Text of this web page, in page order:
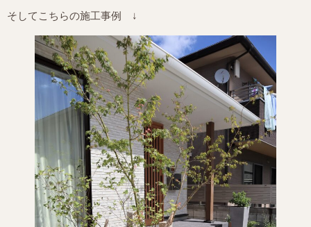
そしてこちらの施工事例 ↓